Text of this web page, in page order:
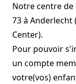
Notre centre de
73 à Anderlecht
Center).
Pour pouvoir
un compte
votre(vos)